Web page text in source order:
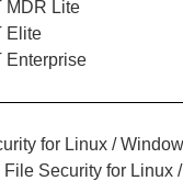
MDR Lite
Elite
Enterprise
for Linux /
File Security for Linux